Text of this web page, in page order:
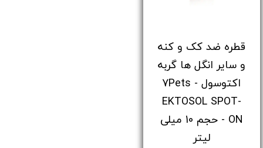
قطره ضد کک و کنه
و سایر انگل ها گربه
اکتوسول - 7Pets
EKTOSOL SPOT-
ON - حجم 10 میلی
لیتر